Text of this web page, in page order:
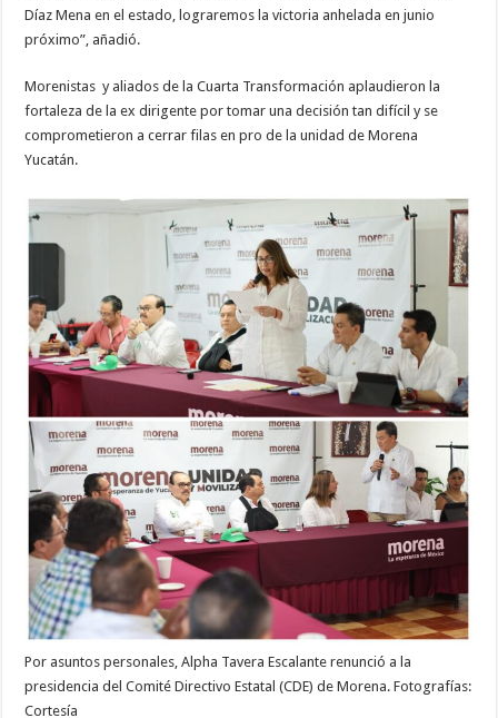
Díaz Mena en el estado, lograremos la victoria anhelada en junio
próximo”, añadió.
Morenistas y aliados de la Cuarta Transformación aplaudieron la
fortaleza de la ex dirigente por tomar una decisión tan difícil y se
comprometieron a cerrar filas en pro de la unidad de Morena
Yucatán.
Por asuntos personales, Alpha Tavera Escalante renunció a la
presidencia del Comité Directivo Estatal (CDE) de Morena. Fotografías:
Cortesía